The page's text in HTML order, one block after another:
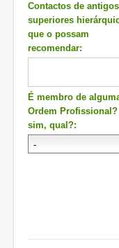
Contactos de antigos
superiores
que o possam
recomendar:
É membro de
Ordem Profissional?
sim, qual?: